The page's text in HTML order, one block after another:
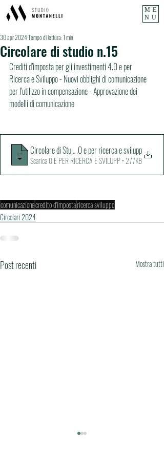
ME
NU
Circolare di studio n.15
30 apr 2024Tempo di lettura: 1 min
Crediti d’imposta per gli investimenti 4.0 e per
Ricerca e Sviluppo - Nuovi obblighi di comunicazione
per l’utilizzo in compensazione - Approvazione dei
modelli di comunicazione
Circolare di Studio n. 15 - Crediti d'imposta per
.0 e per ricerca e svilupp
Scarica 0 E PER RICERCA E SVILUPP • 277KB
comunicazionecredito d'impostaricerca sviluppo
Circolari 2024
Post recenti Mostra tutti